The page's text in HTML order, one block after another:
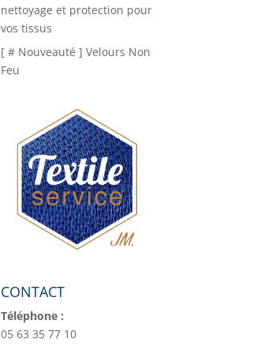
nettoyage et protection pour
vos tissus
[ # Nouveauté ] Velours Non
Feu
CONTACT
Téléphone :
05 63 35 77 10